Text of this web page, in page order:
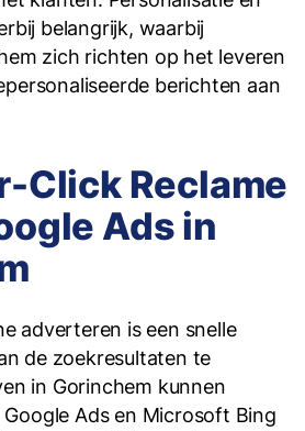
belangrijk, waarbij
zich richten op het leveren
berichten aan
Click Reclame
Ads in
adverteren is een snelle
de zoekresultaten te
in Gorinchem kunnen
Ads en Microsoft Bing